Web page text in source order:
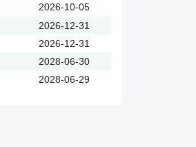
2026-10-05
2026-12-31
2026-12-31
2028-06-30
2028-06-29